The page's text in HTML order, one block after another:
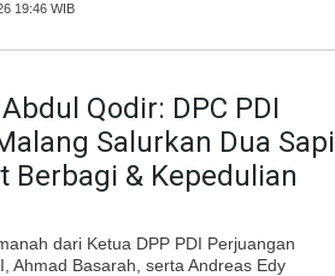
19:46 WIB
Qodir: DPC PDI
Salurkan Dua Sapi
Berbagi & Kepedulian
dari Ketua DPP PDI Perjuangan
Ahmad Basarah, serta Andreas Edy